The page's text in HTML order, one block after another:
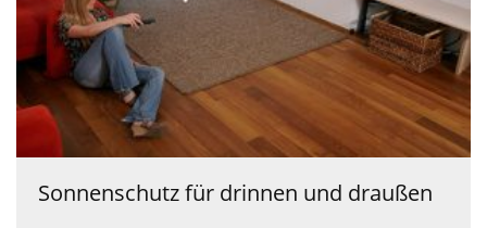
Sonnenschutz für drinnen und draußen